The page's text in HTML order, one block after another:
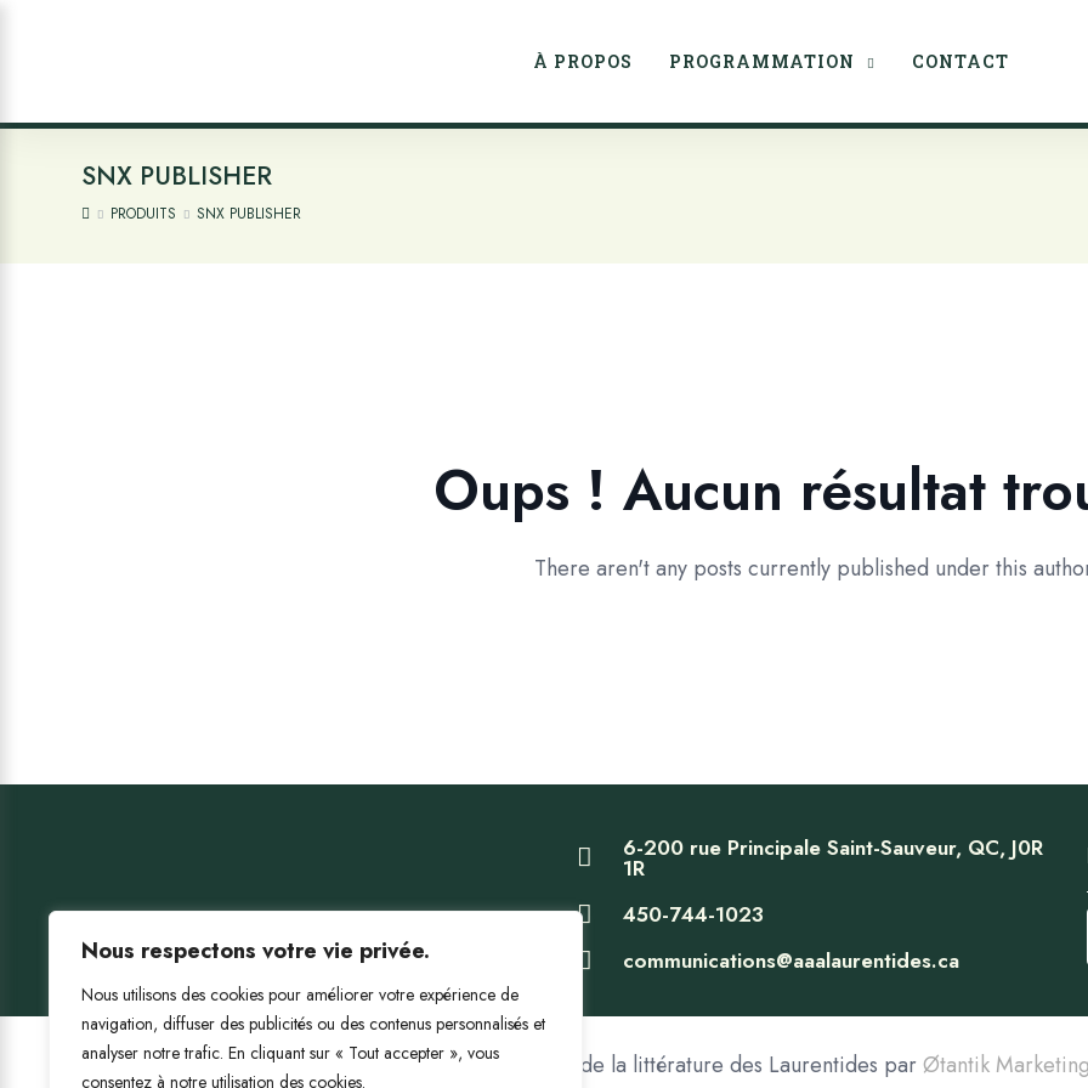
Nous respectons votre vie privée.
Nous utilisons des cookies pour améliorer votre expérience de
navigation, diffuser des publicités ou des contenus personnalisés et
analyser notre trafic. En cliquant sur « Tout accepter », vous
consentez à notre utilisation des cookies.
À PROPOS PROGRAMMATION CONTACT
SNX PUBLISHER
PRODUITS SNX PUBLISHER
Oups ! Aucun résultat
There aren't any posts currently published under this
6-200 rue Principale Saint-Sauveur, QC, J0R
1R
450-744-1023
communications@aaalaurentides.ca
Droits d’auteur © 2025 Mois de la littérature des Laurentides parØtantik